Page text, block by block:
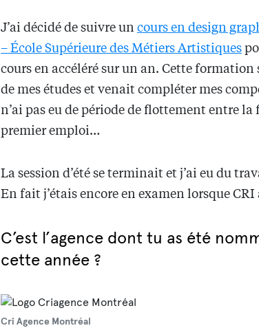
J’ai décidé de suivre un cours en design
– École Supérieure des Métiers Artistiques
cours en accéléré sur un an. Cette
de mes études et venait compléter mes
n’ai pas eu de période de flottement entre
premier emploi…
La session d’été se terminait et j’ai eu du
En fait j’étais encore en examen lorsque CRI
C’est l’agence dont tu as été
cette année ?
Cri Agence Montréal